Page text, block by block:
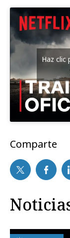
Haz clic
Comparte